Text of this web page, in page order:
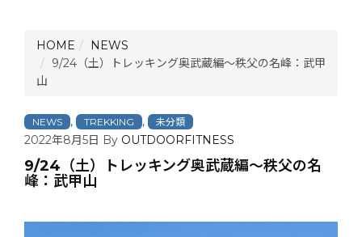
HOME
NEWS
9/24（土）トレッキング奥武蔵編〜秩父の名峰：武甲
山
NEWS , TREKKING , 未分類
2022年8月5日 By OUTDOORFITNESS
9/24（土）トレッキング奥武蔵編〜秩父の名
峰：武甲山